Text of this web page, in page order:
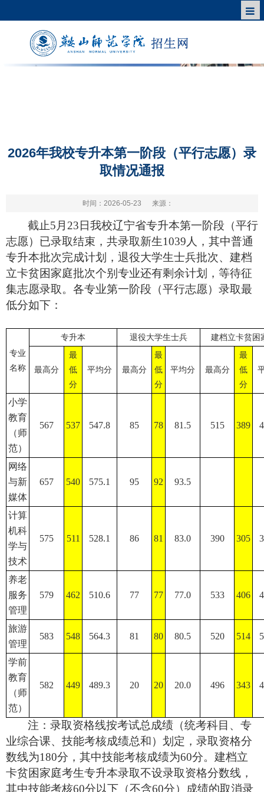
2026年我校专升本第一阶段（平行志愿）录
取情况通报
时间：2026-05-23 来源：
截止5月23 日我校辽宁省专升本第一阶段 （平行
志愿） 已录取结束，共录取新生1039 人，其中普通
专升本批次完成计划，退役大学生士兵批次、建档
立卡贫困家庭批次个别专业还有剩余计划，等待征
集志愿录取。各专业第一阶段 （平行志愿） 录取最
低分如下：
专业
名称
专升本 退役大学生士兵 建档立卡贫困
最高分
最
低
分
平均分 最高分
最
低
分
平均分 最高分
最
低
分
小学
教育
（师
范）
567 537 547.8 85 78 81.5 515 389
网络
与新
媒体
657 540 575.1 95 92 93.5
计算
机科
学与
技术
575 511 528.1 86 81 83.0 390 305
养老
服务
管理
579 462 510.6 77 77 77.0 533 406
旅游
管理
583 548 564.3 81 80 80.5 520 514
学前
教育
（师
范）
582 449 489.3 20 20 20.0 496 343
注： 录取资格线按考试总成绩（统考科目、专
业综合课、技能考核成绩总和）划定，录取资格分
数线为180分，其中技能考核成绩为60分。建档立
卡贫困家庭考生专升本录取不设录取资格分数线，
其中技能考核60分以下（不含60分）成绩的取消录